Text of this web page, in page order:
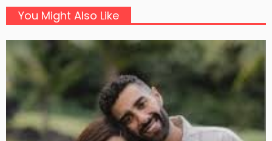
You Might Also Like